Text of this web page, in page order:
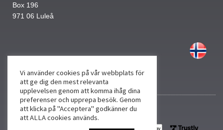
Box 196
971 06 Luleå
Vi använder cookies på vår webbplats för
att ge dig den mest relevanta
upplevelsen genom att komma ihåg dina
preferenser och upprepa besök. Genom
att klicka på "Acceptera" godkänner du
att ALLA cookies används.